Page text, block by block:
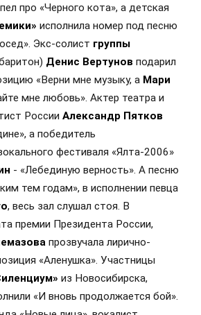
про «Черного кота», а детская
исполнила номер под песню
Экс-солист группы
Денис Вертунов подарил
«Верни мне музыку, а Мари
мне любовь». Актер театра и
России Александр Пятков
а победитель
фестиваля «Ялта-2006»
- «Лебединую верность». А песню
тем годам», в исполнении певца
, весь зал слушал стоя. В
премии Президента России,
прозвучала лирично-
«Аленушка». Участницы
из Новосибирска,
«И вновь продолжается бой».